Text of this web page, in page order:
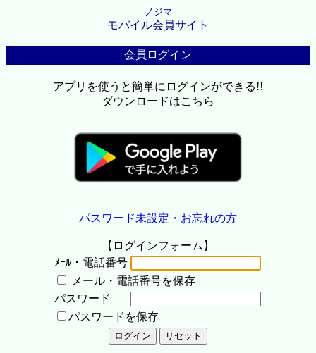
ノジマ
モバイル会員サイト
会員ログイン
アプリを使うと簡単にログインができる!!
ダウンロードはこちら
パスワード未設定・お忘れの方
【ログインフォーム】
ﾒｰﾙ・電話番号
メール・電話番号を保存
パスワード
パスワードを保存